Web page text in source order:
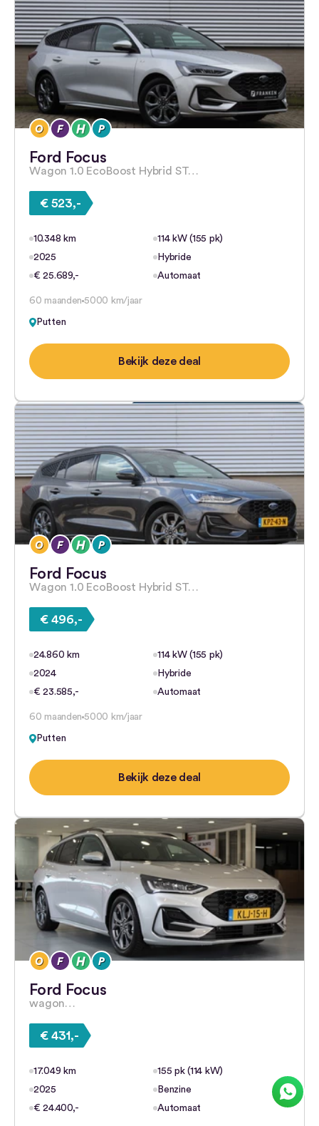
Ford Focus
Wagon 1.0 EcoBoost Hybrid ST…
€ 523,-
10.348 km
114 kW (155 pk)
2025
Hybride
€ 25.689,-
Automaat
60 maanden 5000 km/jaar
Putten
Bekijk deze deal
Ford Focus
Wagon 1.0 EcoBoost Hybrid ST…
€ 496,-
24.860 km
114 kW (155 pk)
2024
Hybride
€ 23.585,-
Automaat
60 maanden 5000 km/jaar
Putten
Bekijk deze deal
Ford Focus
wagon…
€ 431,-
17.049 km
155 pk (114 kW)
2025
Benzine
€ 24.400,-
Automaat